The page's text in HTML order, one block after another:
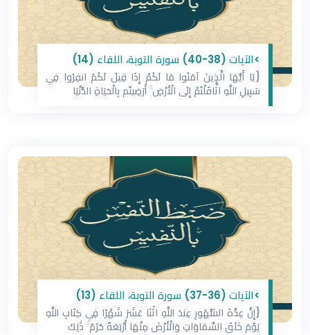
>الآيات (38-40) سورة التوبة، اللقاء (14)
{يَا أَيُّهَا الَّذِينَ آمَنُوا مَا لَكُمْ إِذَا قِيلَ لَكُمُ انفِرُوا فِي
سَبِيلِ اللَّهِ اثَّاقَلْتُمْ إِلَى الْأَرْضِ ۚ أَرَضِيتُم بِالْحَيَاةِ الدُّنْيَا
>الآيات (36-37) سورة التوبة، اللقاء (13)
{إِنَّ عِدَّةَ الشُّهُورِ عِندَ اللَّهِ اثْنَا عَشَرَ شَهْرًا فِي كِتَابِ اللَّهِ
يَوْمَ خَلَقَ السَّمَاوَاتِ وَالْأَرْضَ مِنْهَا أَرْبَعَةٌ حُرُمٌ ۚ ذَٰلِكَ